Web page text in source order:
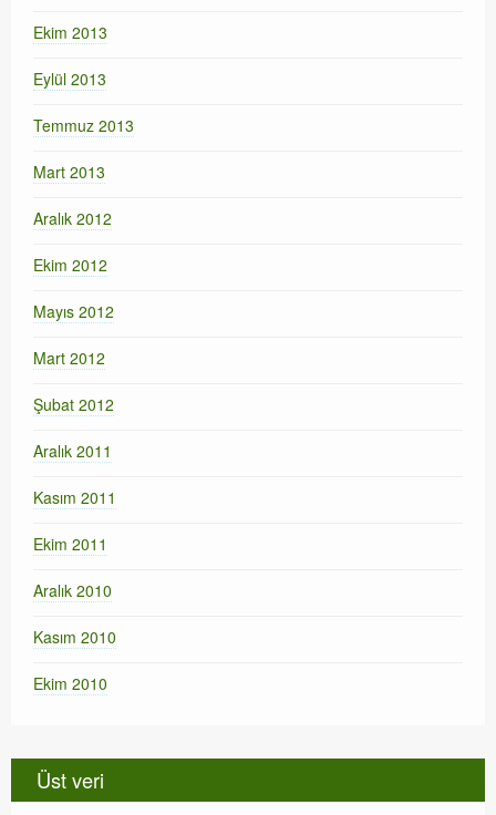
Ekim 2013
Eylül 2013
Temmuz 2013
Mart 2013
Aralık 2012
Ekim 2012
Mayıs 2012
Mart 2012
Şubat 2012
Aralık 2011
Kasım 2011
Ekim 2011
Aralık 2010
Kasım 2010
Ekim 2010
Üst veri